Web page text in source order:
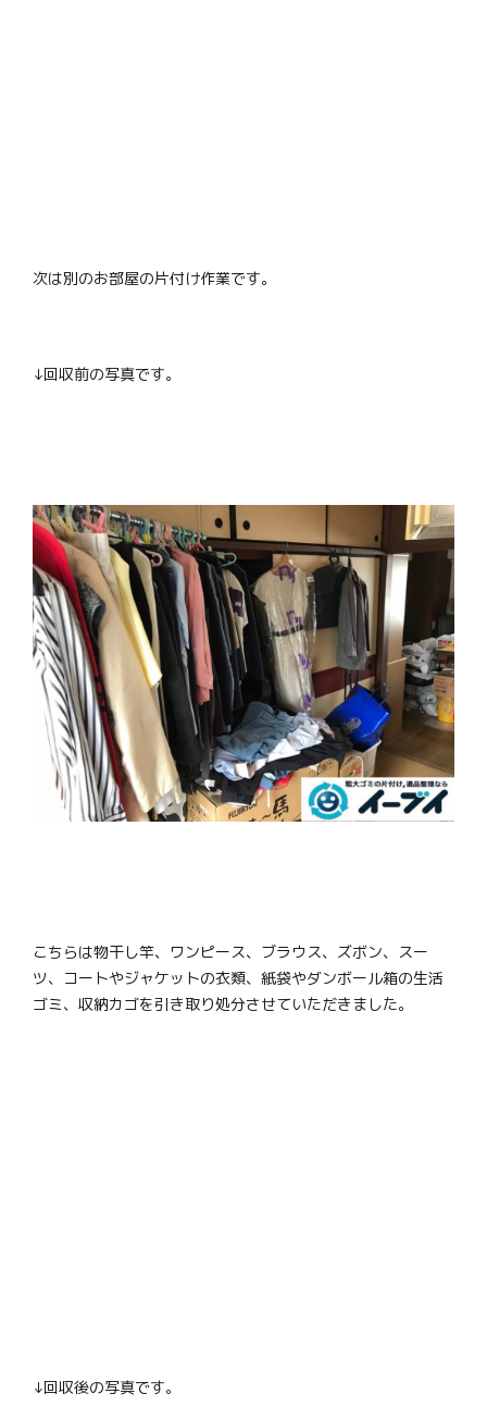
次は別のお部屋の片付け作業です。
↓回収前の写真です。
こちらは物干し竿、ワンピース、ブラウス、ズボン、スー
ツ、コートやジャケットの衣類、紙袋やダンボール箱の生活
ゴミ、収納カゴを引き取り処分させていただきました。
↓回収後の写真です。